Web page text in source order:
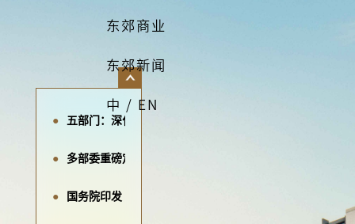
东郊商业
东郊新闻
中 / EN
五部门：深化“带押过户”改革，方便企业购置各类不动产
多部委重磅定调！城市更新“十五五”规划加快落地
国务院印发《城市更新“十五五”规划》